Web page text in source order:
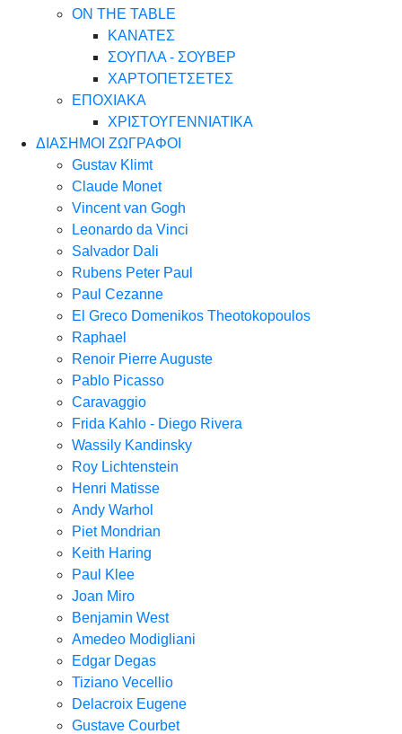
ON THE TABLE
ΚΑΝΑΤΕΣ
ΣΟΥΠΛΑ - ΣΟΥΒΕΡ
ΧΑΡΤΟΠΕΤΣΕΤΕΣ
ΕΠΟΧΙΑΚΑ
ΧΡΙΣΤΟΥΓΕΝΝΙΑΤΙΚΑ
ΔΙΑΣΗΜΟΙ ΖΩΓΡΑΦΟΙ
Gustav Klimt
Claude Monet
Vincent van Gogh
Leonardo da Vinci
Salvador Dali
Rubens Peter Paul
Paul Cezanne
El Greco Domenikos Theotokopoulos
Raphael
Renoir Pierre Auguste
Pablo Picasso
Caravaggio
Frida Kahlo - Diego Rivera
Wassily Kandinsky
Roy Lichtenstein
Henri Matisse
Andy Warhol
Piet Mondrian
Keith Haring
Paul Klee
Joan Miro
Benjamin West
Amedeo Modigliani
Edgar Degas
Tiziano Vecellio
Delacroix Eugene
Gustave Courbet